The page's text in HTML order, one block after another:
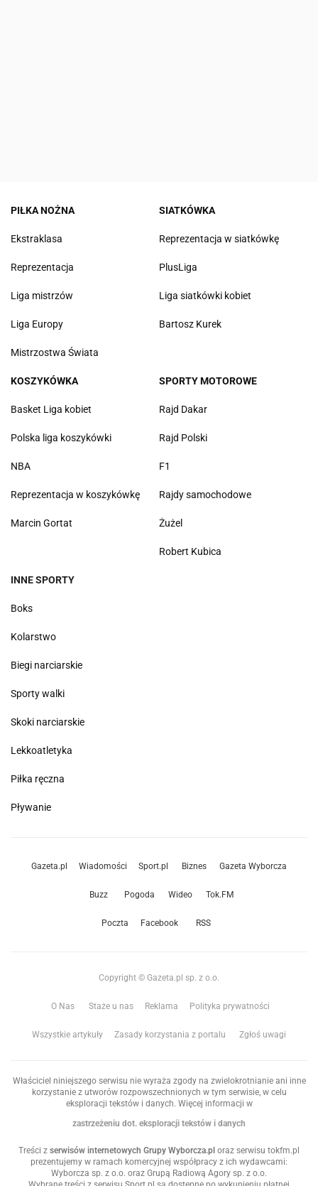
PIŁKA NOŻNA
Ekstraklasa
Reprezentacja
Liga mistrzów
Liga Europy
Mistrzostwa Świata
SIATKÓWKA
Reprezentacja w siatkówkę
PlusLiga
Liga siatkówki kobiet
Bartosz Kurek
KOSZYKÓWKA
Basket Liga kobiet
Polska liga koszykówki
NBA
Reprezentacja w koszykówkę
Marcin Gortat
SPORTY MOTOROWE
Rajd Dakar
Rajd Polski
F1
Rajdy samochodowe
Żużel
Robert Kubica
INNE SPORTY
Boks
Kolarstwo
Biegi narciarskie
Sporty walki
Skoki narciarskie
Lekkoatletyka
Piłka ręczna
Pływanie
Gazeta.pl Wiadomości Sport.pl Biznes Gazeta Wyborcza
Buzz Pogoda Wideo Tok.FM
Poczta Facebook RSS
Copyright © Gazeta.pl sp. z o.o.
O Nas Staże u nas Reklama Polityka prywatności
Wszystkie artykuły Zasady korzystania z portalu Zgłoś uwagi
Właściciel niniejszego serwisu nie wyraża zgody na zwielokrotnianie ani inne
korzystanie z utworów rozpowszechnionych w tym serwisie, w celu
eksploracji tekstów i danych. Więcej informacji w
zastrzeżeniu dot. eksploracji tekstów i danych
Treści z serwisów internetowych Grupy Wyborcza.pl oraz serwisu tokfm.pl
prezentujemy w ramach komercyjnej współpracy z ich wydawcami:
Wyborcza sp. z o.o. oraz Grupą Radiową Agory sp. z o.o.